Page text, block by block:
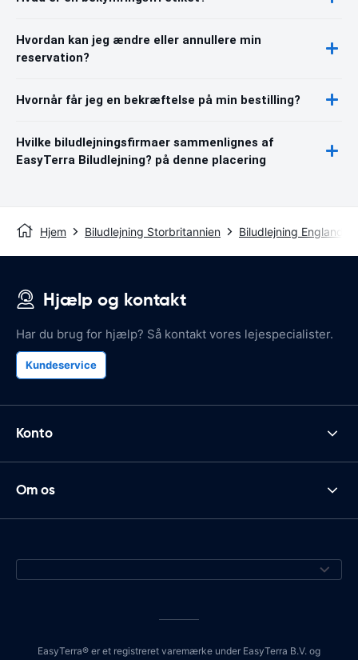
Hvordan kan jeg ændre eller annullere min
reservation?
Hvornår får jeg en bekræftelse på min bestilling?
Hvilke biludlejningsfirmaer sammenlignes af
EasyTerra Biludlejning? på denne placering
Hjem Biludlejning Storbritannien Biludlejning England
Hjælp og kontakt
Har du brug for hjælp? Så kontakt vores lejespecialister.
Kundeservice
Konto
Om os
EasyTerra® er et registreret varemærke under EasyTerra B.V. og